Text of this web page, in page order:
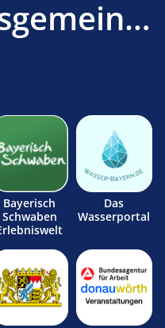
Bayerisch
Schwaben
Das
Wasserportal